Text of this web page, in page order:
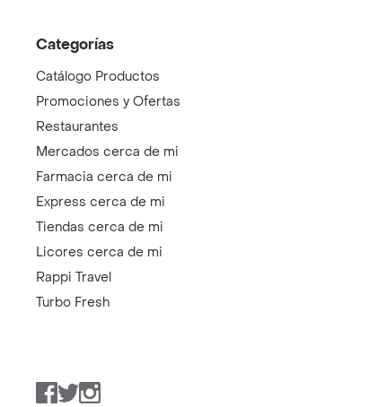
Categorías
Catálogo Productos
Promociones y Ofertas
Restaurantes
Mercados cerca de mi
Farmacia cerca de mi
Express cerca de mi
Tiendas cerca de mi
Licores cerca de mi
Rappi Travel
Turbo Fresh
Facebook
TwitterInstagram